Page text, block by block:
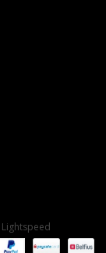
Lightspeed